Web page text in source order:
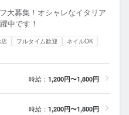
大募集！オシャレなイタリア
中です！
フルタイム歓迎
ネイルOK
時給： 1,200円〜1,800円
時給： 1,200円〜1,800円